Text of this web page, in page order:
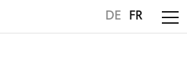
DE FR